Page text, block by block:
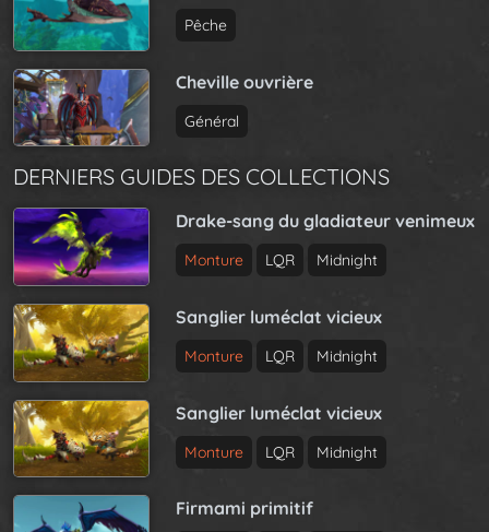
Pêche
Cheville ouvrière
Général
DERNIERS GUIDES DES COLLECTIONS
Drake-sang du gladiateur venimeux
Monture LQR Midnight
Sanglier luméclat vicieux
Monture LQR Midnight
Sanglier luméclat vicieux
Monture LQR Midnight
Firmami primitif